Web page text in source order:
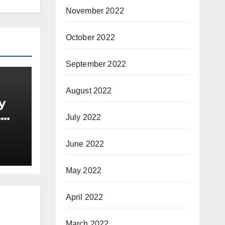
November 2022
October 2022
September 2022
August 2022
July 2022
June 2022
May 2022
April 2022